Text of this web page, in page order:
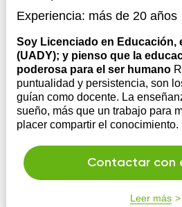
Experiencia: más de 20 años
Soy Licenciado en Educación,
(UADY); y pienso que la
poderosa para el ser humano
puntualidad y persistencia, son
guían como docente. La
sueño, más que un trabajo para
placer compartir el conocimiento.
Contactar con
Leer más